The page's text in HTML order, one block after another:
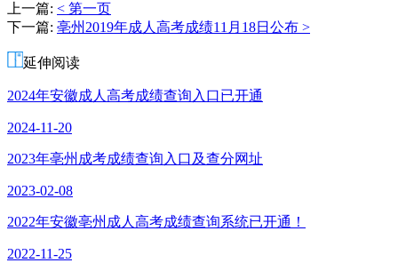
老
师
上一篇: < 第一页
下一篇: 亳州2019年成人高考成绩11月18日公布 >
延伸阅读
2024年安徽成人高考成绩查询入口已开通
2024-11-20
2023年亳州成考成绩查询入口及查分网址
2023-02-08
2022年安徽亳州成人高考成绩查询系统已开通！
2022-11-25